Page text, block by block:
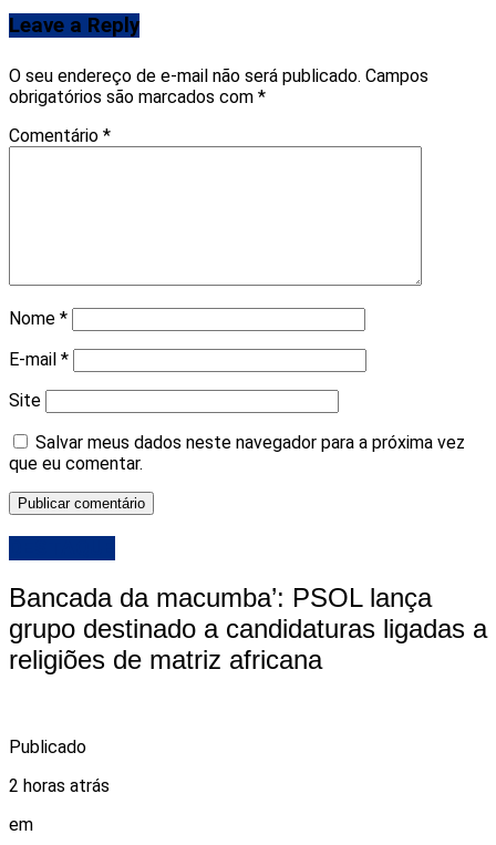
Leave a Reply
O seu endereço de e-mail não será publicado. Campos
obrigatórios são marcados com *
Comentário *
Nome *
E-mail *
Site
Salvar meus dados neste navegador para a próxima vez
que eu comentar.
Bancada da macumba’: PSOL lança
grupo destinado a candidaturas ligadas a
religiões de matriz africana
Publicado
2 horas atrás
em